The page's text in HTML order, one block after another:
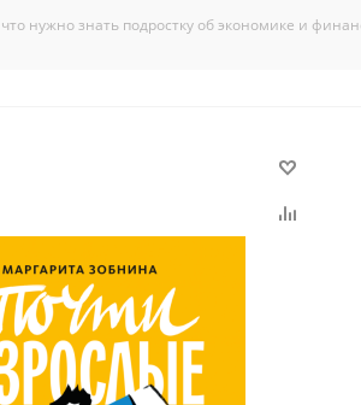
нужно знать подростку об экономике и